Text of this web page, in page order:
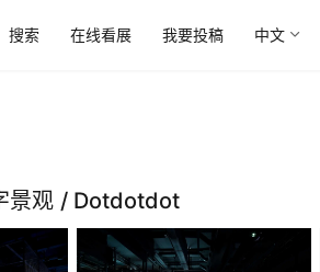
搜索 在线看展 我要投稿 中文
景观 / Dotdotdot